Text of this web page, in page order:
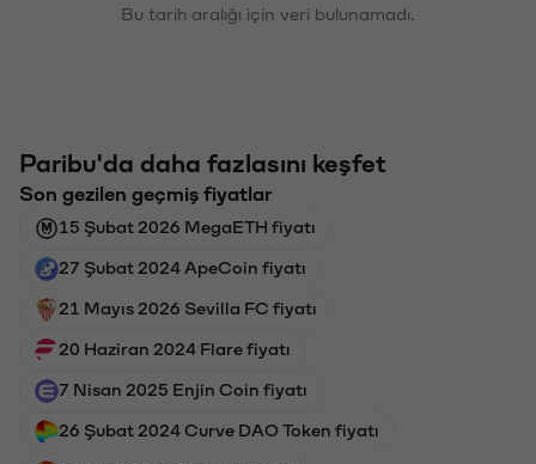
Bu tarih aralığı için veri bulunamadı.
Paribu'da daha fazlasını keşfet
Son gezilen geçmiş fiyatlar
15 Şubat 2026 MegaETH fiyatı
27 Şubat 2024 ApeCoin fiyatı
21 Mayıs 2026 Sevilla FC fiyatı
20 Haziran 2024 Flare fiyatı
7 Nisan 2025 Enjin Coin fiyatı
26 Şubat 2024 Curve DAO Token fiyatı